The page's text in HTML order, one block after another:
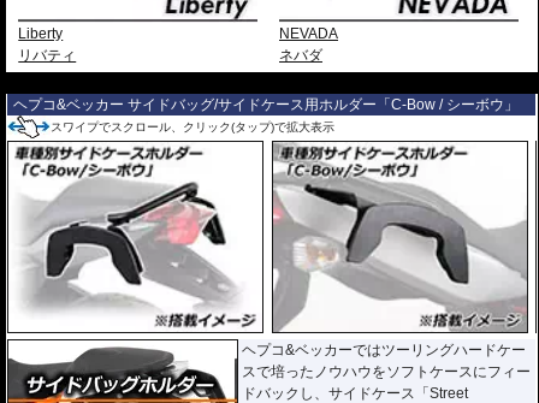
Liberty
リバティ
NEVADA
ネバダ
ヘプコ&ベッカー サイドバッグ/サイドケース用ホルダー「C-Bow / シーボウ」
スワイプでスクロール、クリック(タップ)で拡大表示
ヘプコ&ベッカーではツーリングハードケー
スで培ったノウハウをソフトケースにフィー
ドバックし、サイドケース「Street